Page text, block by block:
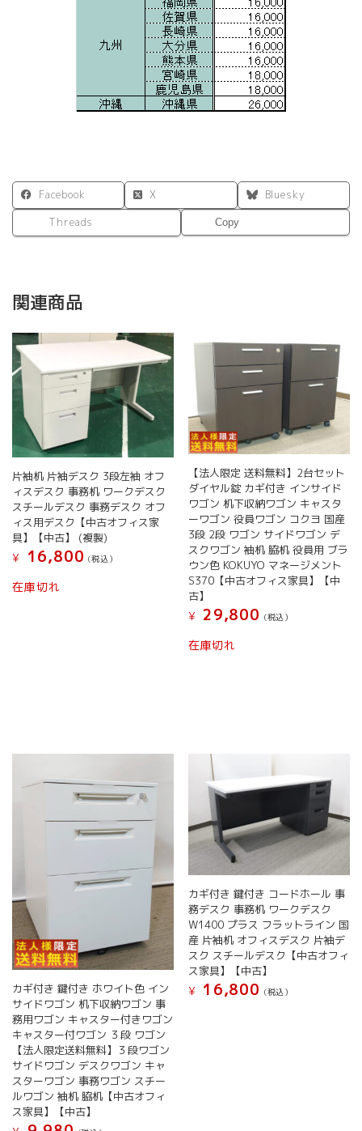
Facebook X
Bluesky
Threads
Copy
関連商品
片袖机 片袖デスク 3段左袖 オフ
ィスデスク 事務机 ワークデスク
スチールデスク 事務デスク オフ
ィス用デスク【中古オフィス家
具】【中古】 (複製)
¥
16,800 (税込）
在庫切れ
【法人限定 送料無料】2台セット
ダイヤル錠 カギ付き インサイド
ワゴン 机下収納ワゴン キャスタ
ーワゴン 役員ワゴン コクヨ 国産
3段 2段 ワゴン サイドワゴン デ
スクワゴン 袖机 脇机 役員用 ブラ
ウン色 KOKUYO マネージメント
S370【中古オフィス家具】【中
古】
¥ 29,800 (税込）
在庫切れ
カギ付き 鍵付き ホワイト色 イン
サイドワゴン 机下収納ワゴン 事
務用ワゴン キャスター付きワゴン
キャスター付ワゴン ３段 ワゴン
【法人限定送料無料】３段ワゴン
サイドワゴン デスクワゴン キャ
スターワゴン 事務ワゴン スチー
ルワゴン 袖机 脇机【中古オフィ
ス家具】【中古】
カギ付き 鍵付き コードホール 事
務デスク 事務机 ワークデスク
W1400 プラス フラットライン 国
産 片袖机 オフィスデスク 片袖デ
スク スチールデスク【中古オフィ
ス家具】【中古】
¥
16,800 (税込）